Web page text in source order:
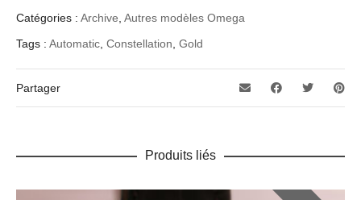
Catégories : Archive, Autres modèles Omega
Tags : Automatic, Constellation, Gold
Partager
Produits liés